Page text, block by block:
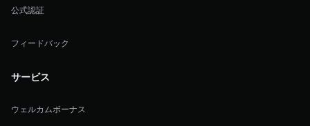
公式認証
フィードバック
サービス
ウェルカムボーナス